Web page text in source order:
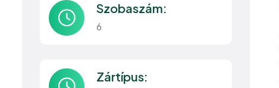
Szobaszám:
6
Zártípus: